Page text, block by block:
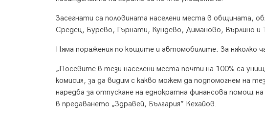
Засегнати са половината населени места в общината,
Средец, Бурево, Гърнати, Кундево, Диманово, Върлино и
Няма поражения по къщите и автомобилите. За няколко
„Посевите в тези населени места почти на 100% са
комисия, за да видим с какво можем да подпомогнем на
наредба за отпускане на еднократна финансова помощ
в предаването „Здравей, България” Кехайов.